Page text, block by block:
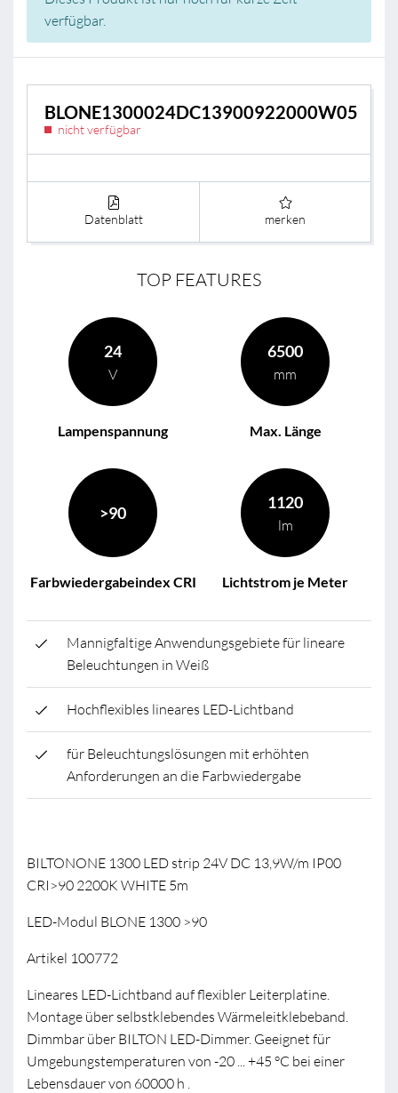
verfügbar.
BLONE1300024DC13900922000W05
nicht verfügbar
Datenblatt merken
TOP FEATURES
24
V
Lampenspannung
6500
mm
Max. Länge
>90
Farbwiedergabeindex CRI
1120
lm
Lichtstrom je Meter
Mannigfaltige Anwendungsgebiete für lineare
Beleuchtungen in Weiß
Hochflexibles lineares LED-Lichtband
für Beleuchtungslösungen mit erhöhten
Anforderungen an die Farbwiedergabe
BILTONONE 1300 LED strip 24V DC 13,9W/m IP00
CRI>90 2200K WHITE 5m
LED-Modul BLONE 1300 >90
Artikel 100772
Lineares LED-Lichtband auf flexibler Leiterplatine.
Montage über selbstklebendes Wärmeleitklebeband.
Dimmbar über BILTON LED-Dimmer. Geeignet für
Umgebungstemperaturen von -20 ... +45 °C bei einer
Lebensdauer von 60000 h .